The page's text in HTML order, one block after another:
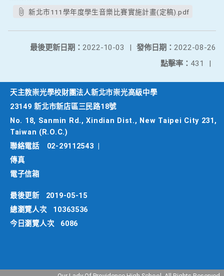
新北市111學年度學生音樂比賽實施計畫(定稿).pdf
發佈日期： 2022-08-26
最後更新日期： 2022-10-03
|
點擊率： 431 |
天主教崇光學校財團法人新北市崇光高級中學
23149 新北市新店區三民路18號
No. 18, Sanmin Rd., Xindian Dist., New Taipei City 231,
Taiwan (R.O.C.)
聯絡電話
02-29112543
傳真
電子信箱
最後更新
2019-05-15
總瀏覽人次
10363536
今日瀏覽人次
6086